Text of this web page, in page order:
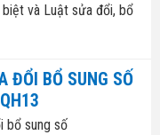
và Luật sửa đổi, bổ
ĐỔI BỔ SUNG SỐ
bổ sung số